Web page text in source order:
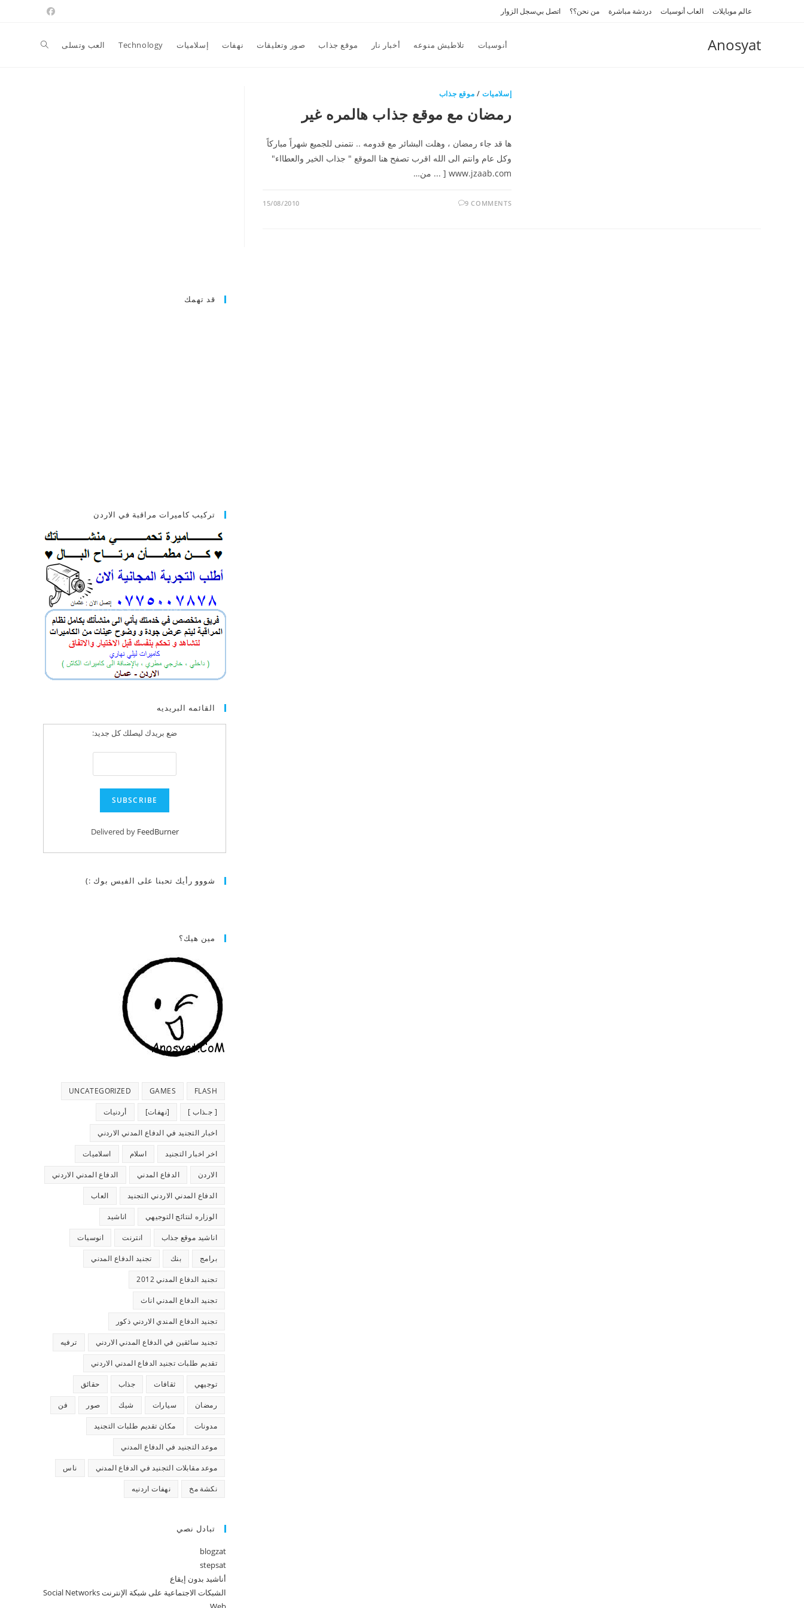
عالم موبايلات العاب أنوسيات دردشة مباشرة من نحن؟؟ اتصل بيسجل الزوار
Anosyat أنوسيات تلاطيش منوعه أخبار نار موقع جذاب صور وتعليقات نهفات إسلاميات Technology العب وتسلى Toggle
إسلاميات / موقع جذاب
رمضان مع موقع جذاب هالمره غير
ها قد جاء رمضان ، وهلت البشائر مع قدومه .. نتمنى للجميع شهراً مباركاً
وكل عام وانتم الى الله اقرب تصفح هنا الموقع " جذاب الخير والعطااء"
www.jzaab.com [ ... من…
9 COMMENTS
15/08/2010
قد تهمك
تركيب كاميرات مراقبة في الاردن
القائمه البريديه
ضع بريدك ليصلك كل جديد:
Delivered by FeedBurner
شووو رأيك تحبنا على الفيس بوك :)
مين هيك؟
FLASH
GAMES
UNCATEGORIZED
[ جـذاب ] [نهفات] أردنيات
اخبار التجنيد في الدفاع المدني الاردني
اخر اخبار التجنيد اسلام اسلاميات
الاردن الدفاع المدني الدفاع المدني الاردني
الدفاع المدني الاردني التجنيد العاب
الوزاره لنتائج التوجيهي اناشيد
اناشيد موقع جذاب انترنت انوسيات
برامج بنك تجنيد الدفاع المدني
تجنيد الدفاع المدني 2012
تجنيد الدفاع المدني اناث
تجنيد الدفاع المندي الاردني ذكور
تجنيد سائقين في الدفاع المدني الاردني ترفيه
تقديم طلبات تجنيد الدفاع المدني الاردني
توجيهي ثقافات جذاب حقائق
رمضان سيارات شيك صور فن
مدونات مكان تقديم طلبات التجنيد
موعد التجنيد في الدفاع المدني
موعد مقابلات التجنيد في الدفاع المدني ناس
نكشة مخ نهفات اردنيه
تبادل نصي
blogzat
stepsat
أناشيد بدون إيقاع
الشبكات الاجتماعية على شبكة الإنترنت Social Networks